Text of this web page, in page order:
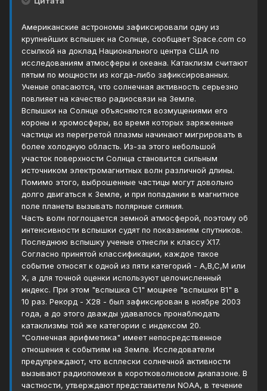
Американские астрономы зафиксировали одну из
крупнейших вспышек на Солнце, сообщает Space.com со
ссылкой на доклад Национального центра США по
исследованиям атмосферы и океана. Катаклизм считают
пятым по мощности из когда-либо зафиксированных.
Ученые опасаются, что солнечная активность серьезно
повлияет на качество радиосвязи на Земле.
Вспышки на Солнце объясняются возмущениями его
короны и хромосферы, во время которых заряженные
частицы из перегретой плазмы начинают мигрировать в
более холодную область. Из-за этого небольшой
участок поверхности Солнца становится сильным
источником электромагнитных волн различной длины.
Помимо этого, выброшенные частицы могут довольно
долго двигаться к Земле, и при попадании в магнитное
поле планеты вызывать полярные сияния.
Часть волн поглощается земной атмосферой, поэтому об
интенсивности вспышки судят по показаниям спутников.
Последнюю вспышку ученые отнесли к классу X17.
Согласно принятой классификации, каждое такое
событие относят к одной из пяти категорий - A,B,C,M или
X, а для точной оценки используют целочисленный
индекс. При этом "вспышка C1" мощнее "вспышки B1" в
10 раз. Рекорд - X28 - был зафиксирован в ноябре 2003
года, а до этого дважды удавалось пронаблюдать
катаклизмы той же категории c индексом 20.
"Солнечная арифметика" имеет непосредственное
отношения к событиям на Земле. Исследователи
предупреждают, что всплески солнечной активности
вызывают радиопомехи в коротковолновом диапазоне. В
частности, утверждают представители NOAA, в течение